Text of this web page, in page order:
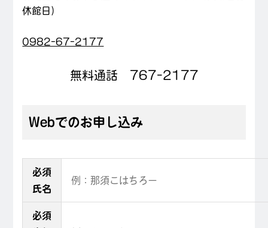
休館日）
0982-67-2177
無料通話 767-2177
Webでのお申し込み
必須
氏名
必須